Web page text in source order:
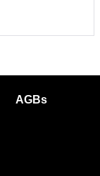
AGBs